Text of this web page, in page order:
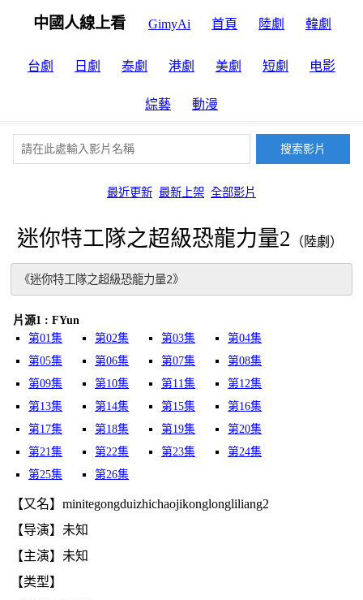
中國人線上看 GimyAi 首頁 陸劇 韓劇
台劇 日劇 泰劇 港劇 美劇 短劇 电影
綜藝 動漫
最近更新 最新上架 全部影片
迷你特工隊之超級恐龍力量2 （陸劇）
《迷你特工隊之超級恐龍力量2》
片源1 : FYun
第01集
第02集 第03集
第04集
第05集
第06集 第07集
第08集
第09集
第10集 第11集
第12集
第13集
第14集 第15集
第16集
第17集
第18集 第19集
第20集
第21集
第22集 第23集
第24集
第25集
第26集
【又名】minitegongduizhichaojikonglongliliang2
【导演】未知
【主演】未知
【类型】